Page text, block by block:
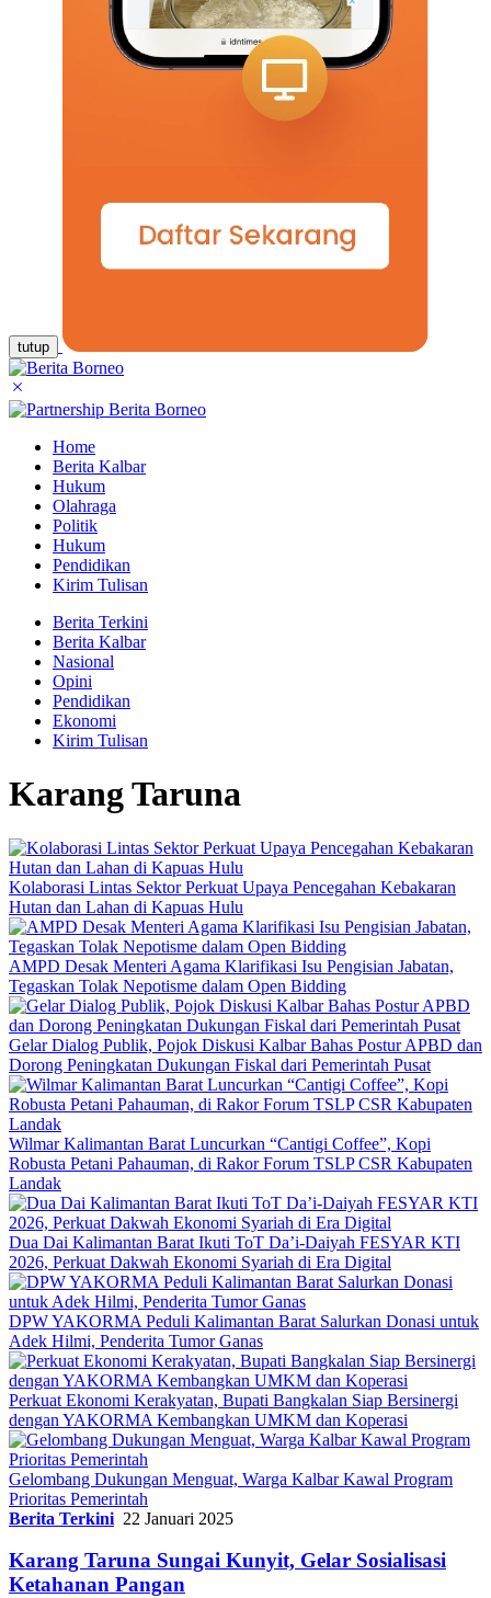
tutup
Home
Berita Kalbar
Hukum
Olahraga
Politik
Hukum
Pendidikan
Kirim Tulisan
Berita Terkini
Berita Kalbar
Nasional
Opini
Pendidikan
Ekonomi
Kirim Tulisan
Karang Taruna
Kolaborasi Lintas Sektor Perkuat Upaya Pencegahan Kebakaran
Hutan dan Lahan di Kapuas Hulu
AMPD Desak Menteri Agama Klarifikasi Isu Pengisian Jabatan,
Tegaskan Tolak Nepotisme dalam Open Bidding
Gelar Dialog Publik, Pojok Diskusi Kalbar Bahas Postur APBD dan
Dorong Peningkatan Dukungan Fiskal dari Pemerintah Pusat
Wilmar Kalimantan Barat Luncurkan “Cantigi Coffee”, Kopi
Robusta Petani Pahauman, di Rakor Forum TSLP CSR Kabupaten
Landak
Dua Dai Kalimantan Barat Ikuti ToT Da’i-Daiyah FESYAR KTI
2026, Perkuat Dakwah Ekonomi Syariah di Era Digital
DPW YAKORMA Peduli Kalimantan Barat Salurkan Donasi untuk
Adek Hilmi, Penderita Tumor Ganas
Perkuat Ekonomi Kerakyatan, Bupati Bangkalan Siap Bersinergi
dengan YAKORMA Kembangkan UMKM dan Koperasi
Gelombang Dukungan Menguat, Warga Kalbar Kawal Program
Prioritas Pemerintah
Berita Terkini 22 Januari 2025
Karang Taruna Sungai Kunyit, Gelar Sosialisasi
Ketahanan Pangan